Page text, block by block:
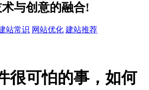
与创意的融合!
站常识 网站优化 建站推荐
很可怕的事，如何